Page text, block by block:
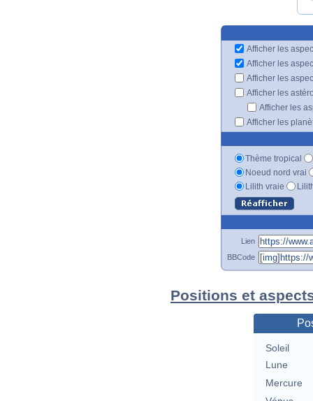
Afficher les
Afficher les
Afficher les
Afficher les
Afficher les
Afficher les
Thème tropical
Noeud nord vrai
Lilith vraie
Lien
BBCode
Positions et
Soleil
Lune
Mercure